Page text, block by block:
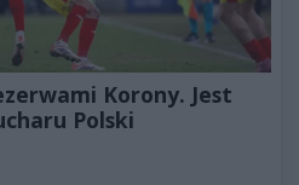
Korony. Jest
Polski